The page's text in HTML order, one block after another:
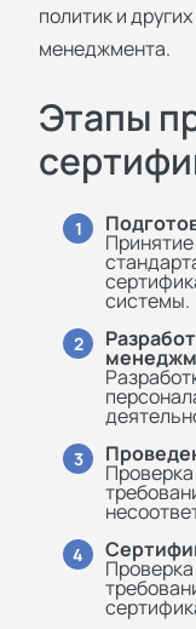
политик и
менеджмента.
Этапы
1
системы.
2
3
4